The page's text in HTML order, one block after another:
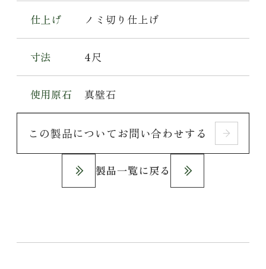
仕上げ ノミ切り仕上げ
寸法 4尺
使用原石 真壁石
この製品についてお問い合わせする
製品一覧に戻る